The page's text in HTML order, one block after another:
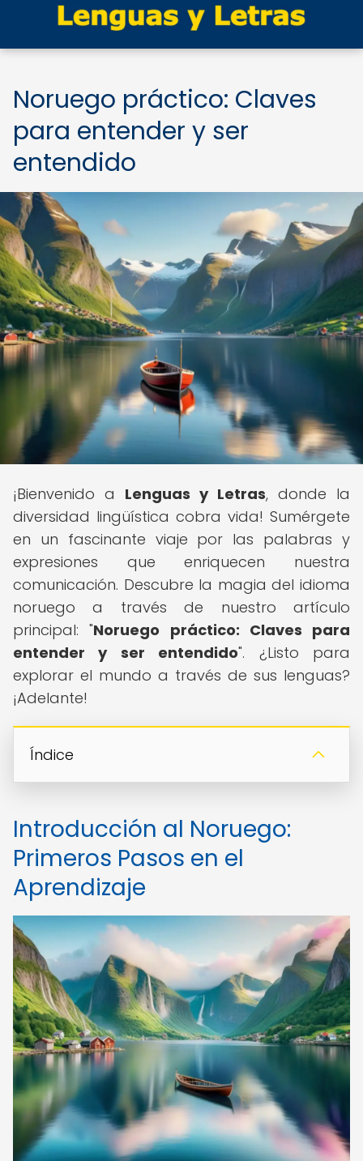
Noruego práctico: Claves
para entender y ser
entendido
¡Bienvenido a Lenguas y Letras, donde la
diversidad lingüística cobra vida! Sumérgete
en un fascinante viaje por las palabras y
expresiones que enriquecen nuestra
comunicación. Descubre la magia del idioma
noruego a través de nuestro artículo
principal: "Noruego práctico: Claves para
entender y ser entendido". ¿Listo para
explorar el mundo a través de sus lenguas?
¡Adelante!
Índice
Introducción al Noruego:
Primeros Pasos en el
Aprendizaje